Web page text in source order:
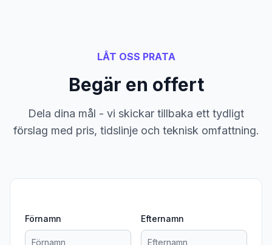
LÅT OSS PRATA
Begär en offert
Dela dina mål - vi skickar tillbaka ett tydligt
förslag med pris, tidslinje och teknisk omfattning.
Förnamn Efternamn